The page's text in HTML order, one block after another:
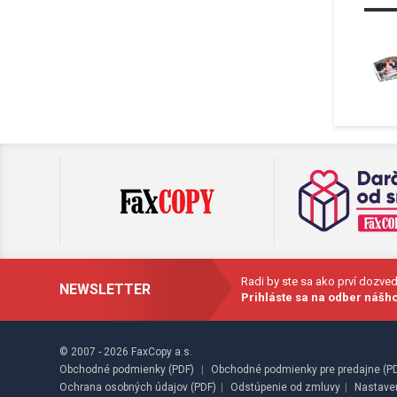
NEWSLETTER
Radi by ste sa ako prví
Prihláste sa na odber
© 2007 - 2026 FaxCopy a.s.
Obchodné podmienky (PDF)
Obchodné podmienky pre predajne
Ochrana osobných údajov (PDF)
Odstúpenie od zmluvy